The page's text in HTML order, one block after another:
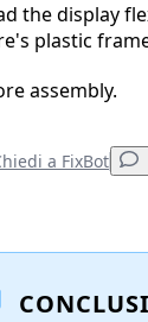
the display
plastic
assembly.
a FixBot